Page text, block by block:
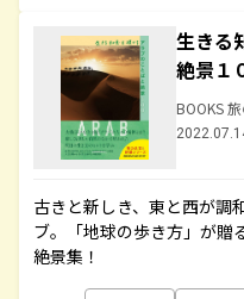
生きる
絶景１
BOOKS
古きと新しき、東と西が調
ブ。「地球の歩き方」が贈
絶景集！